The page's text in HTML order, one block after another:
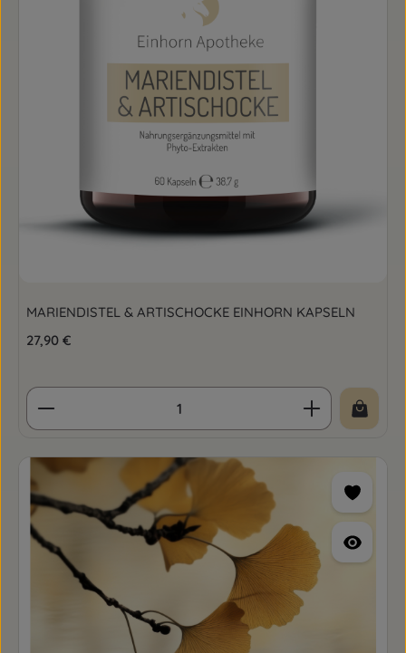
MARIENDISTEL & ARTISCHOCKE EINHORN KAPSELN
Regulärer Preis:
27,90 €
Produkt Anzahl: Gib den gewünschten Wert